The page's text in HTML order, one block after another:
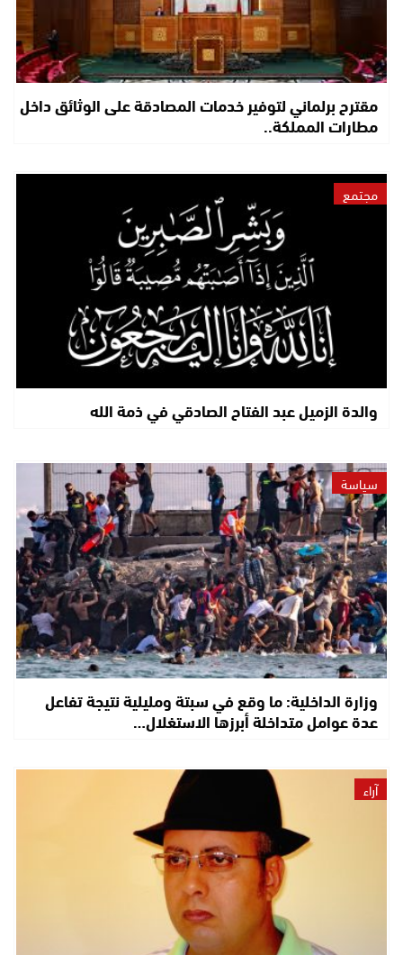
مقترح برلماني لتوفير خدمات المصادقة على الوثائق داخل
مطارات المملكة..
مجتمع
والدة الزميل عبد الفتاح الصادقي في ذمة الله
سياسة
وزارة الداخلية: ما وقع في سبتة ومليلية نتيجة تفاعل
عدة عوامل متداخلة أبرزها الاستغلال…
آراء